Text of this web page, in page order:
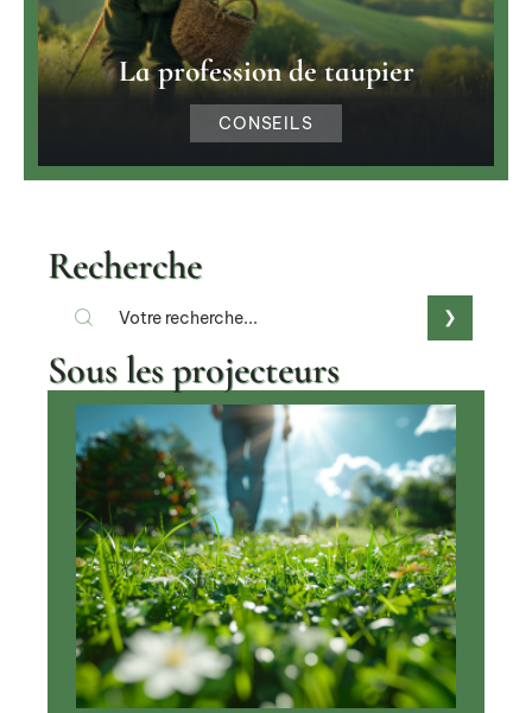
La profession de taupier
CONSEILS
Recherche
Sous les projecteurs